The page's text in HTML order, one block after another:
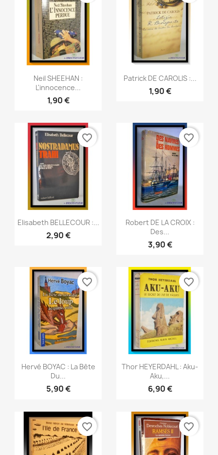
Aperçu rapide
Neil SHEEHAN :
L'innocence...
1,90 €
Aperçu rapide
Patrick DE CAROLIS :...
1,90 €
Aperçu rapide
Elisabeth BELLECOUR :...
2,90 €
favorite_border
Aperçu rapide
Robert DE LA CROIX :
Des...
3,90 €
favorite_border
Aperçu rapide
Hervé BOYAC : La Bête
Du...
5,90 €
favorite_border
Aperçu rapide
Thor HEYERDAHL : Aku-
Aku,...
6,90 €
favorite_border
favorite_border favorite_border